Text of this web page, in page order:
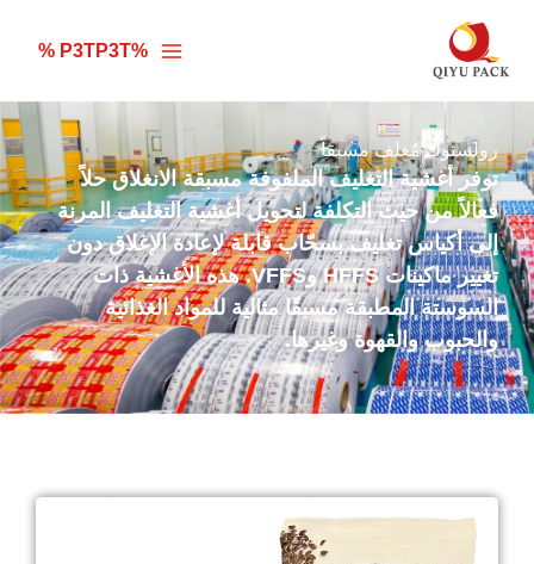
%P3TP3T %
رولستوك مُغلف مسبقاً
توفر أغشية التغليف الملفوفة مسبقة الانغلاق حلاً
فعالاً من حيث التكلفة لتحويل أغشية التغليف المرنة
إلى أكياس تغليف بسحّاب قابلة لإعادة الإغلاق دون
تغيير ماكينات HFFS وVFFS. هذه الأغشية ذات
السوستة المطبقة مسبقًا مثالية للمواد الغذائية
والحبوب والقهوة وغيرها.